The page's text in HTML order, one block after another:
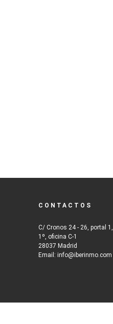
CONTACTOS
C/ Cronos 24 - 26, portal 1,
1º, oficina C-1
28037 Madrid
Email: info@iberinmo.com